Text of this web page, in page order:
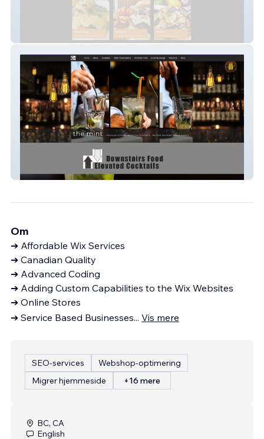
Hard Stones Grill
The Mint Victoria
Om
➔ Affordable Wix Services
➔ Canadian Quality
➔ Advanced Coding
➔ Adding Custom Capabilities to the Wix Websites
➔ Online Stores
➔ Service Based Businesses... Vis mere
SEO-services
Webshop-optimering
Migrer hjemmeside
+16 mere
BC, CA
English